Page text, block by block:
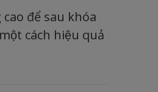
để sau khóa
cách hiệu quả